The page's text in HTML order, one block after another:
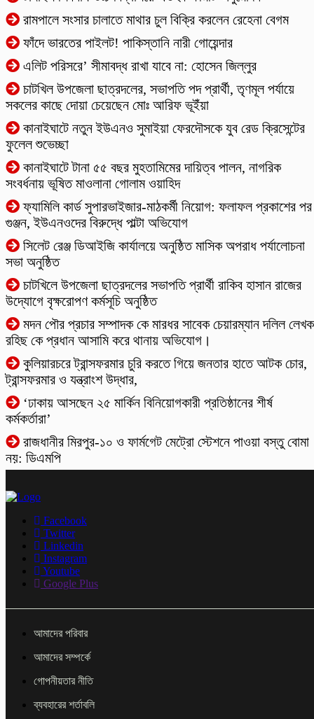
‎রামপালে সংসার চালাতে মাথার চুল বিক্রি করলেন রেহেনা বেগম
ফাঁদে ভারতের পাইলট! পাকিস্তানি নারী গোয়েন্দার
এলিট পরিসরে’ সীমাবদ্ধ রাখা যাবে না: হোসেন জিল্লুর
চাটখিল উপজেলা ছাত্রদলের, সভাপতি পদ প্রার্থী, তৃণমূল পর্যায়ে
সকলের কাছে দোয়া চেয়েছেন মোঃ আরিফ ভূইঁয়া
কানাইঘাটে নতুন ইউএনও সুমাইয়া ফেরদৌসকে যুব রেড ক্রিসেন্টের
ফুলেল শুভেচ্ছা
কানাইঘাটে টানা ৫৫ বছর মুহতামিমের দায়িত্ব পালন, নাগরিক
সংবর্ধনায় ভূষিত মাওলানা গোলাম ওয়াহিদ
ফ্যামিলি কার্ড সুপারভাইজার-মাঠকর্মী নিয়োগ: ফলাফল প্রকাশের পর
গুঞ্জন, ইউএনওদের বিরুদ্ধে পাল্টা অভিযোগ
‎সিলেট রেঞ্জ ডিআইজি কার্যালয়ে অনুষ্ঠিত মাসিক অপরাধ পর্যালোচনা
সভা অনুষ্ঠিত
চাটখিলে উপজেলা ছাত্রদলের সভাপতি প্রার্থী রাকিব হাসান রাজের
উদ্যোগে বৃক্ষরোপণ কর্মসূচি অনুষ্ঠিত
মদন পৌর প্রচার সম্পাদক কে মারধর সাবেক চেয়ারম্যান দলিল লেখক
রহিছ কে প্রধান আসামি করে থানায় অভিযোগ।
কুলিয়ারচরে ট্রান্সফরমার চুরি করতে গিয়ে জনতার হাতে আটক চোর,
ট্রান্সফরমার ও যন্ত্রাংশ উদ্ধার,
‘ঢাকায় আসছেন ২৫ মার্কিন বিনিয়োগকারী প্রতিষ্ঠানের শীর্ষ
কর্মকর্তারা’
রাজধানীর মিরপুর-১০ ও ফার্মগেট মেট্রো স্টেশনে পাওয়া বস্তু বোমা
নয়: ডিএমপি
Facebook
Twitter
Linkedin
Instagram
Youtube
Google Plus
আমাদের পরিবার
আমাদের সম্পর্কে
গোপনীয়তার নীতি
ব্যবহারের শর্তাবলি